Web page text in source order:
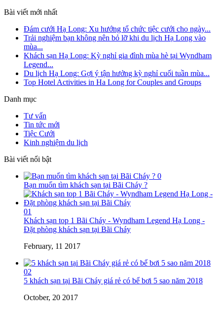
Bài viết mới nhất
Đám cưới Hạ Long: Xu hướng tổ chức tiệc cưới cho ngày...
Trải nghiệm bạn không nên bỏ lỡ khi du lịch Hạ Long vào
mùa...
Khách sạn Hạ Long: Kỳ nghỉ gia đình mùa hè tại Wyndham
Legend...
Du lịch Hạ Long: Gợi ý tận hưởng kỳ nghỉ cuối tuần mùa...
Top Hotel Activities in Ha Long for Couples and Groups
Danh mục
Tư vấn
Tin tức mới
Tiệc Cưới
Kinh nghiệm du lịch
Bài viết nổi bật
0
Bạn muốn tìm khách sạn tại Bãi Cháy ?
01
Khách sạn top 1 Bãi Cháy - Wyndham Legend Hạ Long -
Đặt phòng khách sạn tại Bãi Cháy
February, 11 2017
02
5 khách sạn tại Bãi Cháy giá rẻ có bể bơi 5 sao năm 2018
October, 20 2017